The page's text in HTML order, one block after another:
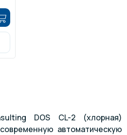
DOS CL-2 (хлорная)
автоматическую